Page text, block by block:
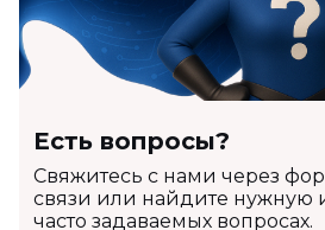
Есть вопросы?
Cвяжитесь с нами через
связи или найдите
часто задаваемых вопросах.